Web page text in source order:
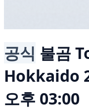
공식 불곰
Hokkaido
오후 03:00